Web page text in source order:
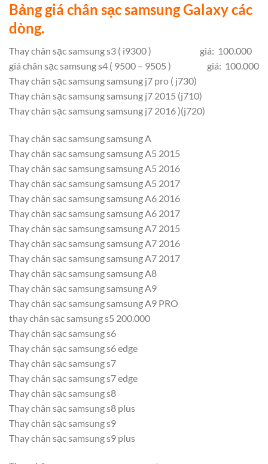
Bảng giá chân sạc samsung Galaxy các
dòng.
Thay chân sạc samsung s3 ( i9300 ) giá: 100.000
giá chân sạc samsung s4 ( 9500 – 9505 ) giá: 100.000
Thay chân sạc samsung samsung j7 pro ( j730)
Thay chân sạc samsung samsung j7 2015 (j710)
Thay chân sạc samsung samsung j7 2016 )(j720)
Thay chân sạc samsung samsung A
Thay chân sạc samsung samsung A5 2015
Thay chân sạc samsung samsung A5 2016
Thay chân sạc samsung samsung A5 2017
Thay chân sạc samsung samsung A6 2016
Thay chân sạc samsung samsung A6 2017
Thay chân sạc samsung samsung A7 2015
Thay chân sạc samsung samsung A7 2016
Thay chân sạc samsung samsung A7 2017
Thay chân sạc samsung samsung A8
Thay chân sạc samsung samsung A9
Thay chân sạc samsung samsung A9 PRO
thay chân sạc samsung s5 200.000
Thay chân sạc samsung s6
Thay chân sạc samsung s6 edge
Thay chân sạc samsung s7
Thay chân sạc samsung s7 edge
Thay chân sạc samsung s8
Thay chân sạc samsung s8 plus
Thay chân sạc samsung s9
Thay chân sạc samsung s9 plus